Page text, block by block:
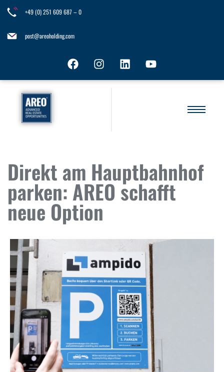
+49 (0) 251 609 687 – 0
post@areoholding.com
Direkt am Hauptbahnhof
parken: AREO schafft
neue Option